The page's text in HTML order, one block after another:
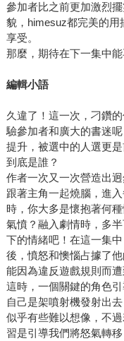
參加者比之前更加激烈
貌，himesuz都完美的用
享受。
那麼，期待在下一集中能
編輯小語
久違了！這一次，刁鑽
驗參加者和廣大的書迷
提升，被選中的人選更
到底是誰？
作者一次又一次營造出
跟著主角一起燒腦，進
時，你大多是懷抱著何
氣憤？融入劇情時，多
下的情緒吧！在這一集
後，憤怒和懊惱占據了
能因為違反遊戲規則而遭
這時，一個關鍵的角色
自己是架噴射機發射出
似乎有些難以想像，不
習是引導我們將怒氣轉